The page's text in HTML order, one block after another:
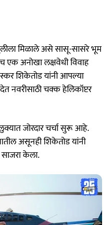
मिळाले असे सासू-सासरे भूम
एक अनोखा लक्षवेधी विवाह
शिकेतोड यांनी आपल्या
नवरीसाठी चक्क हेलिकॉप्टर
जोरदार चर्चा सुरू आहे.
असूनही शिकेतोड यांनी
केला.